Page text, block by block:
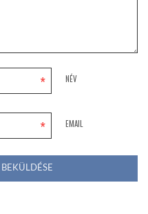
NÉV
*
EMAIL
*